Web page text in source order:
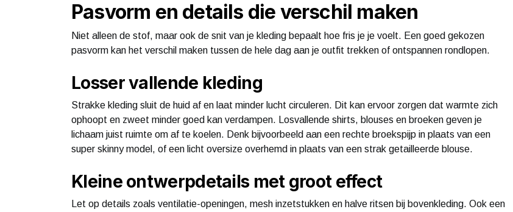
Pasvorm en details die verschil maken
Niet alleen de stof, maar ook de snit van je kleding bepaalt hoe fris je je voelt. Een goed gekozen
pasvorm kan het verschil maken tussen de hele dag aan je outfit trekken of ontspannen rondlopen.
Losser vallende kleding
Strakke kleding sluit de huid af en laat minder lucht circuleren. Dit kan ervoor zorgen dat warmte zich
ophoopt en zweet minder goed kan verdampen. Losvallende shirts, blouses en broeken geven je
lichaam juist ruimte om af te koelen. Denk bijvoorbeeld aan een rechte broekspijp in plaats van een
super skinny model, of een licht oversize overhemd in plaats van een strak getailleerde blouse.
Kleine ontwerpdetails met groot effect
Let op details zoals ventilatie-openingen, mesh inzetstukken en halve ritsen bij bovenkleding. Ook een